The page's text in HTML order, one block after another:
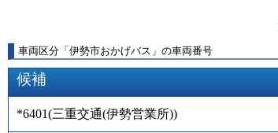
車両区分 「 伊勢市おかげバス 」 の車両番号
候補
*6401(三重交通(伊勢営業所))